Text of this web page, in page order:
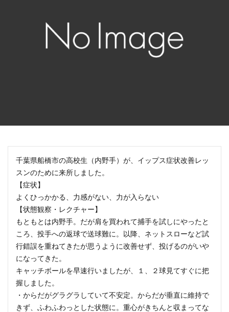
千葉県船橋市の高校生（内野手）が、イップス症状改善レッ
スンのために来所しました。
【症状】
よくひっかかる、力感がない、力が入らない
【状態観察・レクチャー】
もともとは内野手。だが肩を買われて捕手を試しにやったと
ころ、投手への返球で送球難に。以降、ネットスローなど試
行錯誤を重ねてきたが思うように改善せず、投げるのがいや
になってきた。
キャッチボールを早速行いましたが、１、２球見てすぐに把
握しました。
・からだがグラグラしていて不安定。からだが垂直に維持で
きず、ふわふわっとした状態に。重心がきちんと収まってな